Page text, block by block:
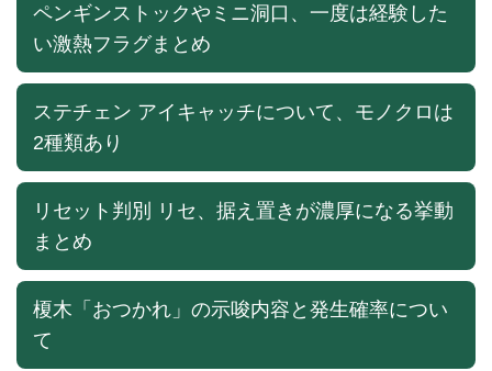
ペンギンストックやミニ洞口、一度は経験した
い激熱フラグまとめ
ステチェン アイキャッチについて、モノクロは
2種類あり
リセット判別 リセ、据え置きが濃厚になる挙動
まとめ
榎木「おつかれ」の示唆内容と発生確率につい
て